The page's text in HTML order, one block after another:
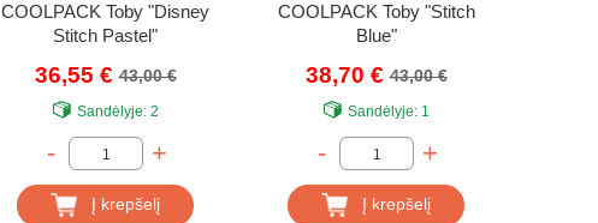
COOLPACK Toby "Disney
Stitch Pastel"
36,55 €43,00 €
Sandėlyje:2
- +
Į krepšelį
COOLPACK Toby "Stitch
Blue"
38,70 €43,00 €
Sandėlyje:1
- +
Į krepšelį